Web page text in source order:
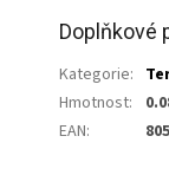
Doplňkové
Kategorie:
Hmotnost:
EAN: